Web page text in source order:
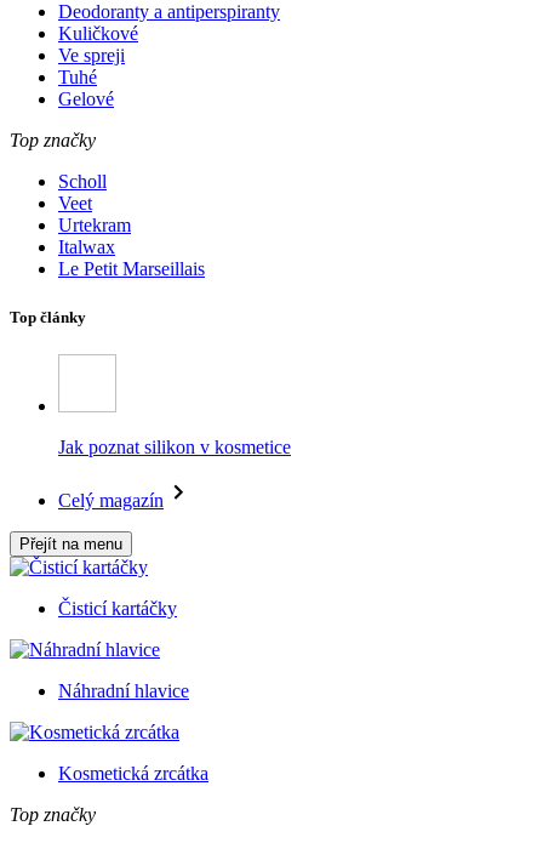
Deodoranty a antiperspiranty
Kuličkové
Ve spreji
Tuhé
Gelové
Top značky
Scholl
Veet
Urtekram
Italwax
Le Petit Marseillais
Top články
Jak poznat silikon v kosmetice
Celý magazín
Přejít na menu
Čisticí kartáčky
Náhradní hlavice
Kosmetická zrcátka
Top značky